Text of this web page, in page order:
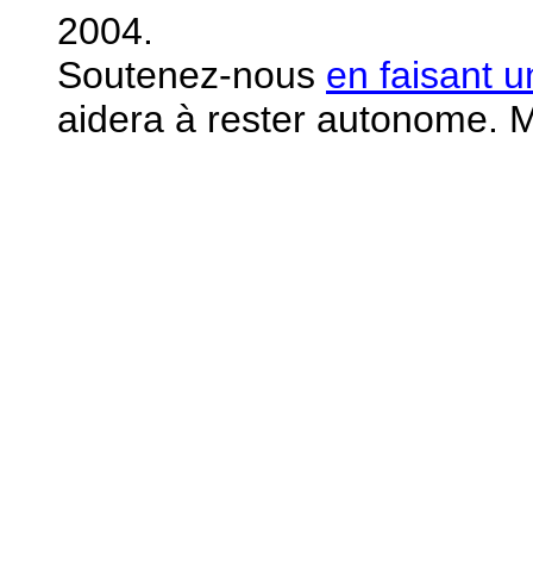
2004.
Soutenez-nous en faisant
aidera à rester autonome.